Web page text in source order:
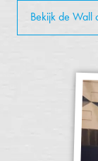
Bekijk de Wall